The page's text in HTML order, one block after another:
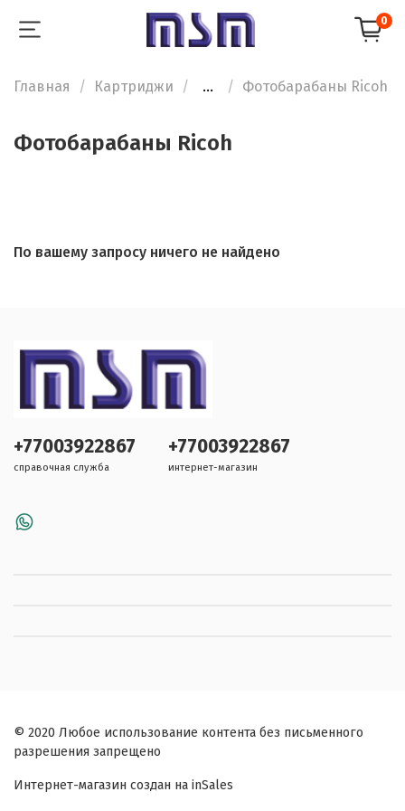
0
Главная Картриджи ... Фотобарабаны Ricoh
Фотобарабаны Ricoh
По вашему запросу ничего не найдено
+77003922867
справочная служба
+77003922867
интернет-магазин
© 2020 Любое использование контента без письменного
разрешения запрещено
Интернет-магазин создан на inSales